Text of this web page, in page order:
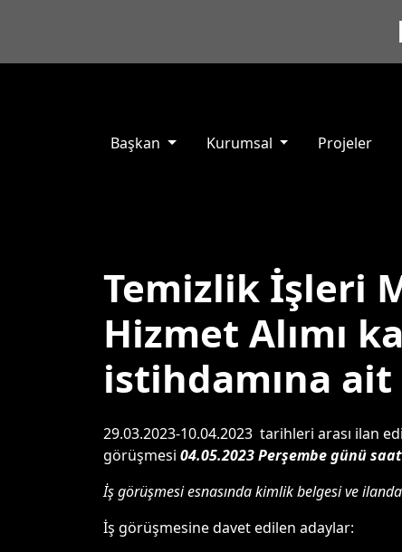
Başkan Kurumsal Projeler
Temizlik İşleri
Hizmet Alımı
istihdamına
29.03.2023-10.04.2023 tarihleri arası ilan
görüşmesi 04.05.2023 Perşembe günü
İş görüşmesi esnasında kimlik belgesi ve
İş görüşmesine davet edilen adaylar: